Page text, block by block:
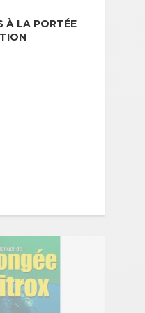
À LA PORTÉE